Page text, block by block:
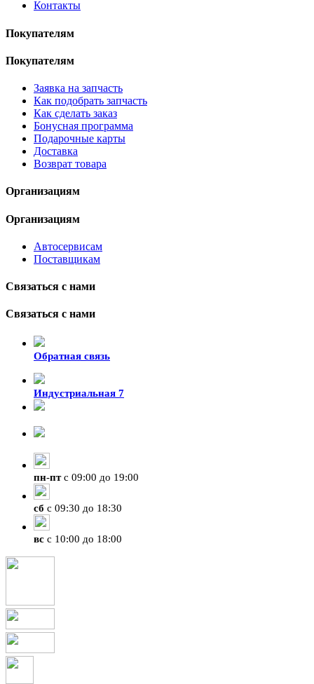
Контакты
Покупателям
Покупателям
Заявка на запчасть
Как подобрать запчасть
Как сделать заказ
Бонусная программа
Подарочные карты
Доставка
Возврат товара
Организациям
Организациям
Автосервисам
Поставщикам
Связаться с нами
Связаться с нами
Обратная связь
Индустриальная 7
пн-птс 09:00 до 19:00
сб с 09:30 до 18:30
вс с 10:00 до 18:00